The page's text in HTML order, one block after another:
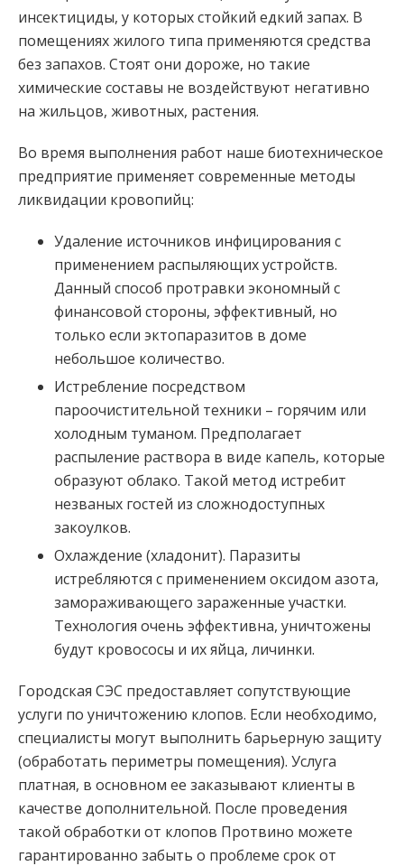
инсектициды, у которых стойкий едкий запах. В
помещениях жилого типа применяются средства
без запахов. Стоят они дороже, но такие
химические составы не воздействуют негативно
на жильцов, животных, растения.
Во время выполнения работ наше биотехническое
предприятие применяет современные методы
ликвидации кровопийц:
Удаление источников инфицирования с
применением распыляющих устройств.
Данный способ протравки экономный с
финансовой стороны, эффективный, но
только если эктопаразитов в доме
небольшое количество.
Истребление посредством
пароочистительной техники – горячим или
холодным туманом. Предполагает
распыление раствора в виде капель, которые
образуют облако. Такой метод истребит
незваных гостей из сложнодоступных
закоулков.
Охлаждение (хладонит). Паразиты
истребляются с применением оксидом азота,
замораживающего зараженные участки.
Технология очень эффективна, уничтожены
будут кровососы и их яйца, личинки.
Городская СЭС предоставляет сопутствующие
услуги по уничтожению клопов. Если необходимо,
специалисты могут выполнить барьерную защиту
(обработать периметры помещения). Услуга
платная, в основном ее заказывают клиенты в
качестве дополнительной. После проведения
такой обработки от клопов Протвино можете
гарантированно забыть о проблеме срок от